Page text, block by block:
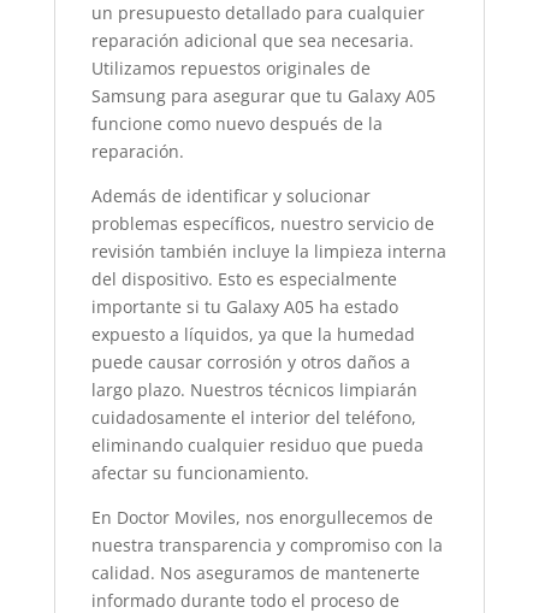
un presupuesto detallado para cualquier
reparación adicional que sea necesaria.
Utilizamos repuestos originales de
Samsung para asegurar que tu Galaxy A05
funcione como nuevo después de la
reparación.
Además de identificar y solucionar
problemas específicos, nuestro servicio de
revisión también incluye la limpieza interna
del dispositivo. Esto es especialmente
importante si tu Galaxy A05 ha estado
expuesto a líquidos, ya que la humedad
puede causar corrosión y otros daños a
largo plazo. Nuestros técnicos limpiarán
cuidadosamente el interior del teléfono,
eliminando cualquier residuo que pueda
afectar su funcionamiento.
En Doctor Moviles, nos enorgullecemos de
nuestra transparencia y compromiso con la
calidad. Nos aseguramos de mantenerte
informado durante todo el proceso de